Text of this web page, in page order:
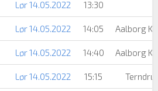
Lør 14.05.2022 13:30
Lør 14.05.2022 14:05 Aalborg
Lør 14.05.2022 14:40 Aalborg
Lør 14.05.2022 15:15